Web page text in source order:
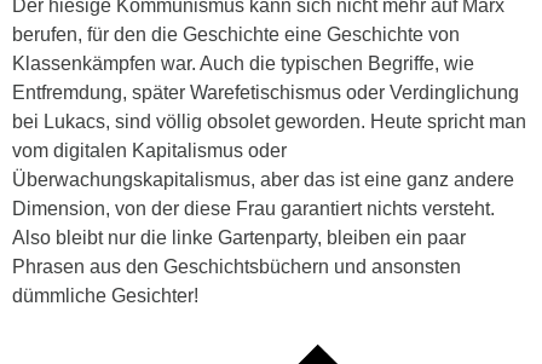
Der hiesige Kommunismus kann sich nicht mehr auf Marx
berufen, für den die Geschichte eine Geschichte von
Klassenkämpfen war. Auch die typischen Begriffe, wie
Entfremdung, später Warefetischismus oder Verdinglichung
bei Lukacs, sind völlig obsolet geworden. Heute spricht man
vom digitalen Kapitalismus oder
Überwachungskapitalismus, aber das ist eine ganz andere
Dimension, von der diese Frau garantiert nichts versteht.
Also bleibt nur die linke Gartenparty, bleiben ein paar
Phrasen aus den Geschichtsbüchern und ansonsten
dümmliche Gesichter!